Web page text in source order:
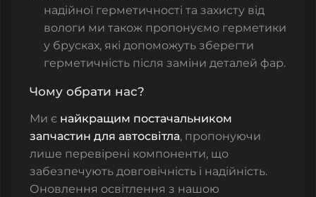
надійної герметичності та захисту від
вологи ми також пропонуємо герметики
у брусках, які допоможуть зберегти
герметичність після заміни деталей фар.
Чому обрати нас?
Ми є найкращим постачальником
запчастин для автосвітла, пропонуючи
лише перевірені компоненти, що
забезпечують довговічність і надійність.
Оновлення освітлення з нашою